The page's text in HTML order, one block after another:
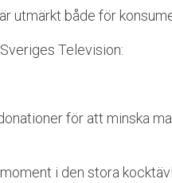
utmärkt både för
Television:
för att minska
i den stora